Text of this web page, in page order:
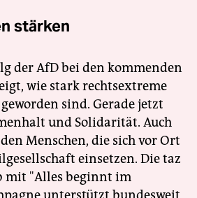
stärken
der AfD bei den kommenden
wie stark rechtsextreme
sind. Gerade jetzt
und Solidarität. Auch
Menschen, die sich vor Ort
einsetzen. Die taz
mit "Alles beginnt im